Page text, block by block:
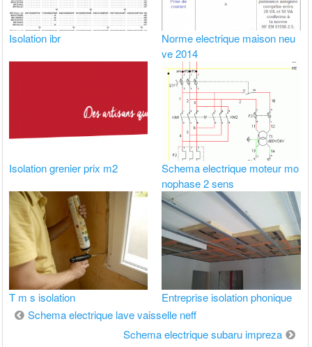
Isolation ibr
Norme electrique maison neu
ve 2014
Isolation grenier prix m2
Schema electrique moteur mo
nophase 2 sens
T m s isolation Entreprise isolation phonique
Navigation
Schema electrique lave vaisselle neff
Schema electrique subaru impreza